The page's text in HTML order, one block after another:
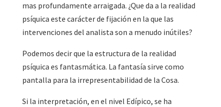
mas profundamente arraigada. ¿Que da a la realidad
psíquica este carácter de fijación en la que las
intervenciones del analista son a menudo inútiles?
Podemos decir que la estructura de la realidad
psíquica es fantasmática. La fantasía sirve como
pantalla para la irrepresentabilidad de la Cosa.
Si la interpretación, en el nivel Edípico, se ha